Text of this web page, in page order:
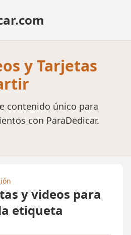
y Tarjetas
contenido único para
con ParaDedicar.
y videos para
etiqueta